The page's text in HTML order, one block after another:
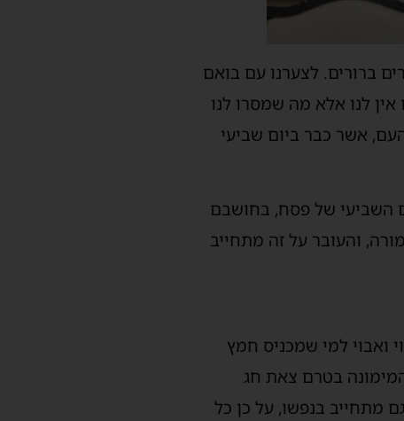
ברורים. לצערנו עם בואם
לנו אלא מה שמסרו לנו
אשר כבר ביום שביעי
השביעי של פסח, בחושבם
והעובר על זה מתחייב
ואבוי למי שמכניס חמץ
בטרם צאת חג
מתחייב בנפשו, על כן כל